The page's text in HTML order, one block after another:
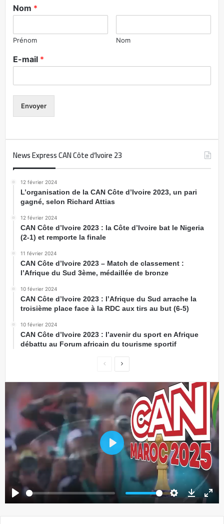
Nom *
Prénom Nom
E-mail *
Envoyer
News Express CAN Côte d’Ivoire 23
12 février 2024
L’organisation de la CAN Côte d’Ivoire 2023, un pari
gagné, selon Richard Attias
12 février 2024
CAN Côte d’Ivoire 2023 : la Côte d’Ivoire bat le Nigeria
(2-1) et remporte la finale
11 février 2024
CAN Côte d’Ivoire 2023 – Match de classement :
l’Afrique du Sud 3ème, médaillée de bronze
10 février 2024
CAN Côte d’Ivoire 2023 : l’Afrique du Sud arrache la
troisième place face à la RDC aux tirs au but (6-5)
10 février 2024
CAN Côte d’Ivoire 2023 : l’avenir du sport en Afrique
débattu au Forum africain du tourisme sportif
Play